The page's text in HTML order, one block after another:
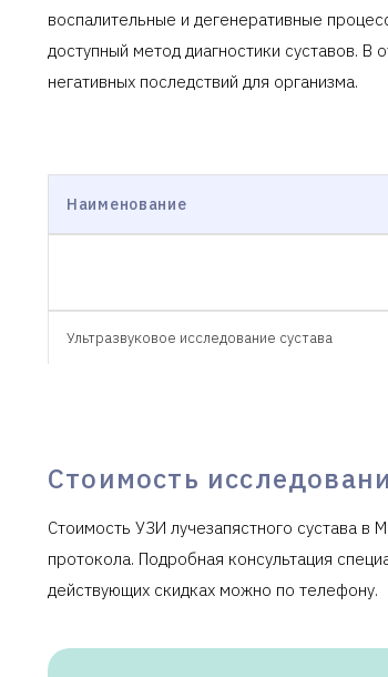
воспалительные и дегенеративные
доступный метод диагностики суставов. В
негативных последствий для организма.
Наименование
Ультразвуковое исследование сустава
Стоимость
Стоимость УЗИ лучезапястного сустава в
протокола. Подробная консультация
действующих скидках можно по телефону.